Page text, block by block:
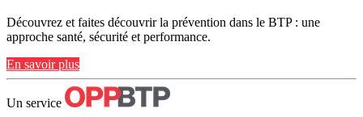
Découvrez et faites découvrir la prévention dans le BTP : une
approche santé, sécurité et performance.
En savoir plus
Un service